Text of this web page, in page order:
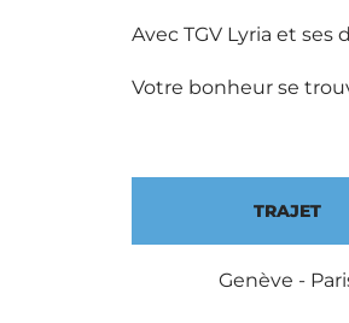
Avec TGV Lyria et
Votre bonheur se
TRAJET
Genève -